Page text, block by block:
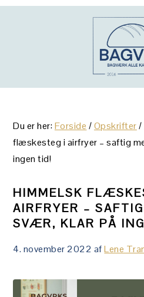
Gå
Skip
Gå
Du er her:Forside /Opskrifter /
flæskesteg i airfryer – saftig
ingen tid!
HIMMELSK
AIRFRYER –
SVÆR, KLAR PÅ
4. november 2022 afLene